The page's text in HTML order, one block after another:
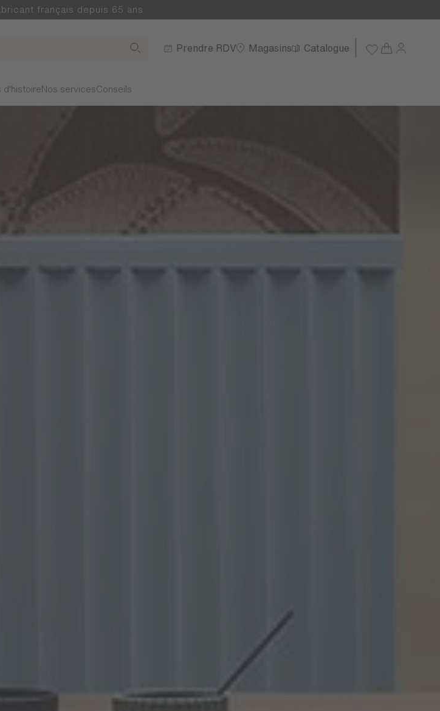
français depuis 65 ans
Prendre RDV Magasins Catalogue
d'histoire Nos servicesConseils